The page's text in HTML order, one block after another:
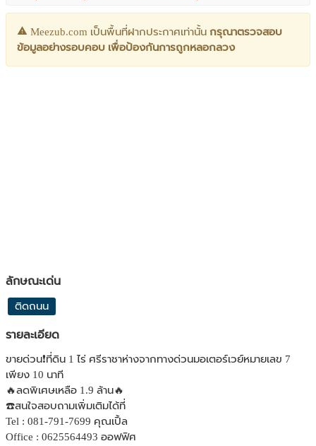
Meezub.com เป็นพื้นที่ฝากประกาศเท่านั้น กรุณาตรวจสอบ
ข้อมูลอย่างรอบคอบ เพื่อป้องกันการถูกหลอกลวง
ลักษณะเด่น
ติดถนน
รายละเอียด
ขายด่วน❗️ที่ดิน 1 ไร่ ศรีราชาห่างจากทางด่วนมอเตอร์เวย์หมายเลข 7
เพียง 10 นาที
🔥ลดพิเศษเหลือ 1.9 ล้าน🔥
☎️สนใจสอบถามเพิ่มเติมได้ที่
Tel : 081-791-7699 คุณเปิ้ล
Office : 0625564493 ออฟฟิศ